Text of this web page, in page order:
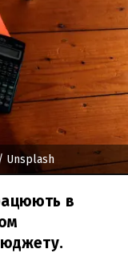
Unsplash
в